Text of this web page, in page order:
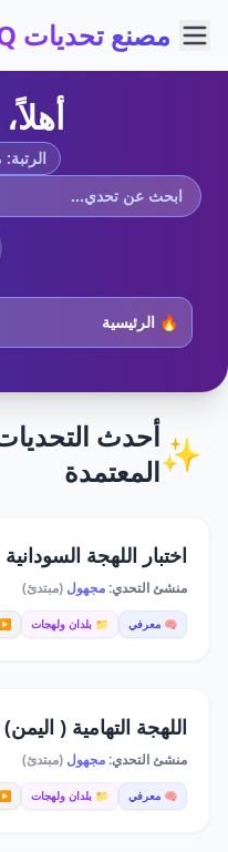
مصنع تحديات IQ
✨أحدث
المعتمدة
اختبار اللهجة السودانية
منشئ التحدي:مجهول (مبتدئ)
🧠 معرفي 📁 بلدان ولهجات ▶️
اللهجة التهامية ( اليمن)
منشئ التحدي:مجهول (مبتدئ)
🧠 معرفي 📁 بلدان ولهجات ▶️